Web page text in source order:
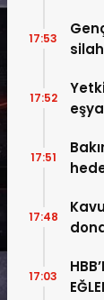
17:53
17:52
17:51
17:48
17:03